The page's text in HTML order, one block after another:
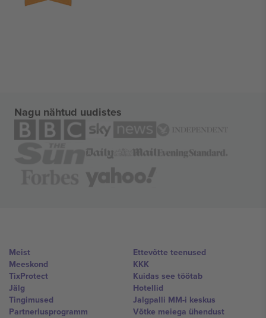
Nagu nähtud uudistes
Meist
Meeskond
TixProtect
Jälg
Tingimused
Partnerlusprogramm
Ettevõtte teenused
KKK
Kuidas see töötab
Hotellid
Jalgpalli MM-i keskus
Võtke meiega ühendust